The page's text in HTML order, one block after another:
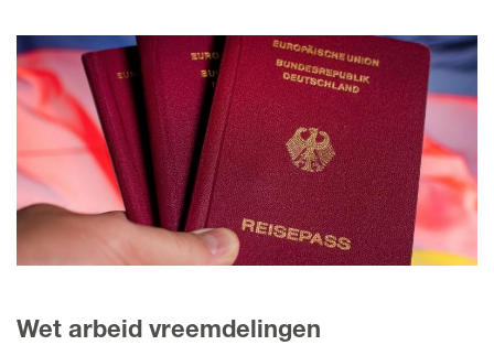
MIJN NBBU
WORD LID
Wet arbeid vreemdelingen